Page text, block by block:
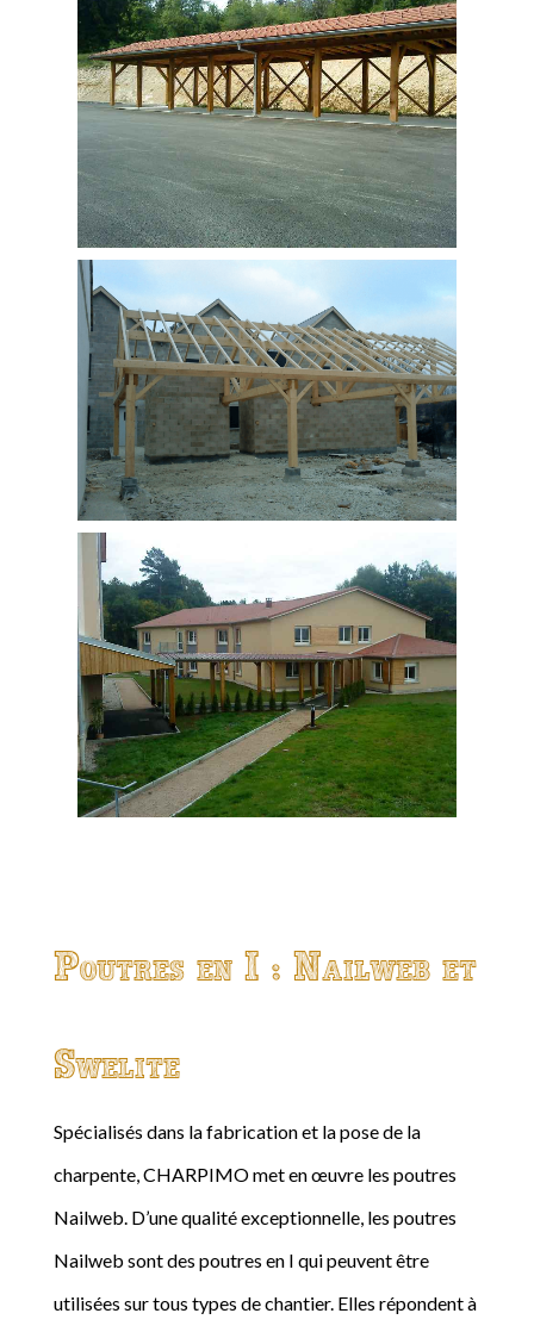
Poutres en I : Nailweb et
Swelite
Spécialisés dans la fabrication et la pose de la
charpente, CHARPIMO met en œuvre les poutres
Nailweb. D’une qualité exceptionnelle, les poutres
Nailweb sont des poutres en I qui peuvent être
utilisées sur tous types de chantier. Elles répondent à